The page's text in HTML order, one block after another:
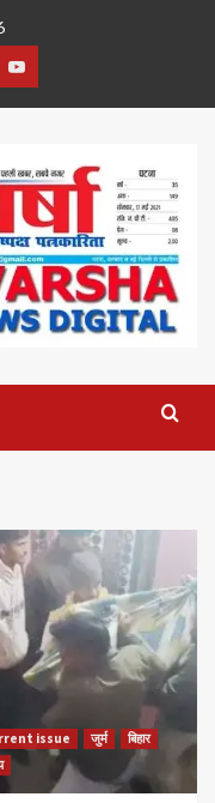
Youtube
issue जुर्म
बिहार